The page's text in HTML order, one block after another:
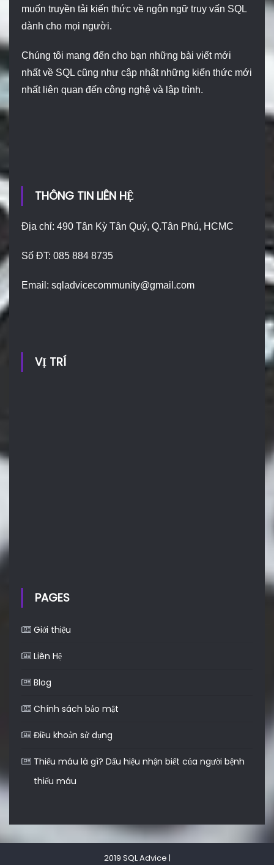
muốn truyền tải kiến thức về ngôn ngữ truy vấn SQL
dành cho mọi người.
Chúng tôi mang đến cho bạn những bài viết mới
nhất về SQL cũng như cập nhật những kiến thức mới
nhất liên quan đến công nghệ và lập trình.
THÔNG TIN LIÊN HỆ
Địa chỉ: 490 Tân Kỳ Tân Quý, Q.Tân Phú, HCMC
Số ĐT: 085 884 8735
Email:sqladvicecommunity@gmail.com
VỊ TRÍ
PAGES
Giới thiệu
Liên Hệ
Blog
Chính sách bảo mật
Điều khoản sử dụng
Thiếu máu là gì? Dấu hiệu nhận biết của người bệnh
thiếu máu
2019 SQL Advice |